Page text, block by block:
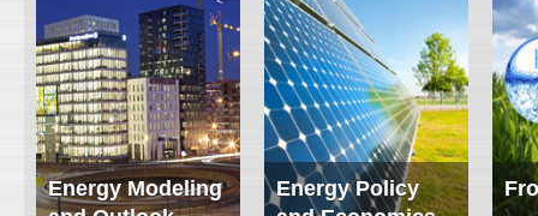
Energy Modeling
Energy Policy